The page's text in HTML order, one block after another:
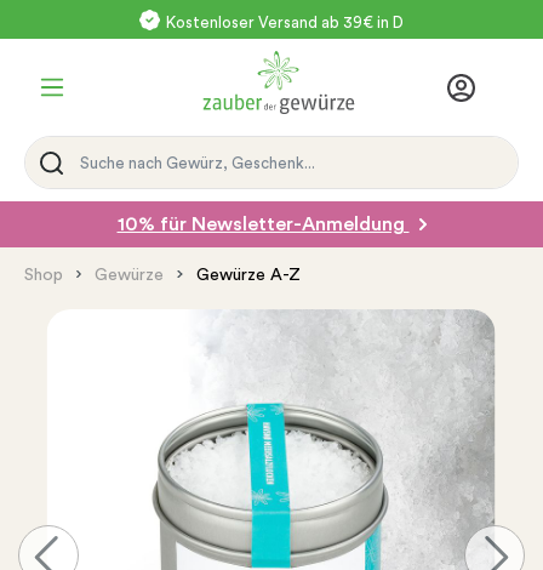
Kostenloser Versand ab 39€ in D
10% für Newsletter-Anmeldung
Shop Gewürze Gewürze A-Z